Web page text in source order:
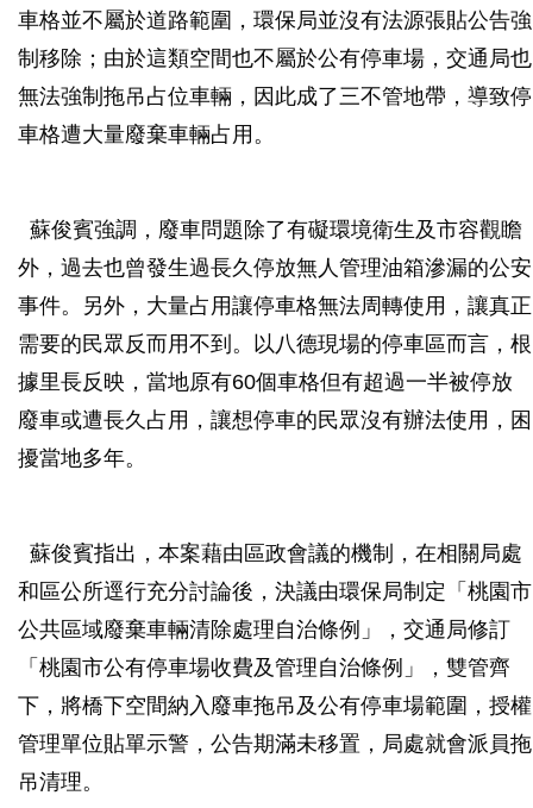
車格並不屬於道路範圍，環保局並沒有法源張貼公告強
制移除；由於這類空間也不屬於公有停車場，交通局也
無法強制拖吊占位車輛，因此成了三不管地帶，導致停
車格遭大量廢棄車輛占用。
蘇俊賓強調，廢車問題除了有礙環境衛生及市容觀瞻
外，過去也曾發生過長久停放無人管理油箱滲漏的公安
事件。另外，大量占用讓停車格無法周轉使用，讓真正
需要的民眾反而用不到。以八德現場的停車區而言，根
據里長反映，當地原有60個車格但有超過一半被停放
廢車或遭長久占用，讓想停車的民眾沒有辦法使用，困
擾當地多年。
蘇俊賓指出，本案藉由區政會議的機制，在相關局處
和區公所逕行充分討論後，決議由環保局制定「桃園市
公共區域廢棄車輛清除處理自治條例」，交通局修訂
「桃園市公有停車場收費及管理自治條例」，雙管齊
下，將橋下空間納入廢車拖吊及公有停車場範圍，授權
管理單位貼單示警，公告期滿未移置，局處就會派員拖
吊清理。